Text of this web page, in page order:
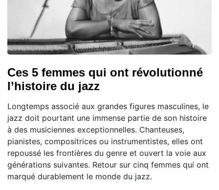
Ces 5 femmes qui ont révolutionné
l’histoire du jazz
Longtemps associé aux grandes figures masculines, le
jazz doit pourtant une immense partie de son histoire
à des musiciennes exceptionnelles. Chanteuses,
pianistes, compositrices ou instrumentistes, elles ont
repoussé les frontières du genre et ouvert la voie aux
générations suivantes. Retour sur cinq femmes qui ont
marqué durablement le monde du jazz.